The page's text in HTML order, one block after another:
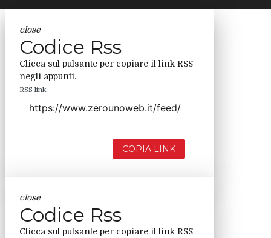
close
Codice Rss
Clicca sul pulsante per copiare il link RSS
negli appunti.
RSS link
COPIA LINK
close
Codice Rss
Clicca sul pulsante per copiare il link RSS